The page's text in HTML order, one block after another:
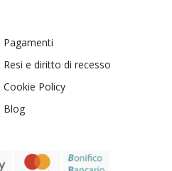
Pagamenti
Resi e diritto di recesso
Cookie Policy
Blog